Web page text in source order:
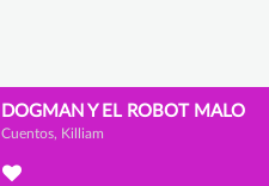
DOGMAN Y EL ROBOT MALO
Cuentos, Killiam